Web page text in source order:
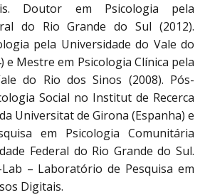
Doutor em Psicologia pela
do Rio Grande do Sul (2012).
pela Universidade do Vale do
e Mestre em Psicologia Clínica pela
do Rio dos Sinos (2008). Pós-
Social no Institut de Recerca
Universitat de Girona (Espanha) e
em Psicologia Comunitária
Federal do Rio Grande do Sul.
– Laboratório de Pesquisa em
Digitais.